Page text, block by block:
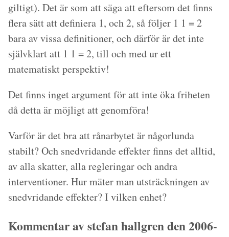
giltigt). Det är som att säga att eftersom det finns
flera sätt att definiera 1, och 2, så följer 1 1 = 2
bara av vissa definitioner, och därför är det inte
självklart att 1 1 = 2, till och med ur ett
matematiskt perspektiv!
Det finns inget argument för att inte öka friheten
då detta är möjligt att genomföra!
Varför är det bra att rånarbytet är någorlunda
stabilt? Och snedvridande effekter finns det alltid,
av alla skatter, alla regleringar och andra
interventioner. Hur mäter man utsträckningen av
snedvridande effekter? I vilken enhet?
Kommentar av stefan hallgren den 2006-